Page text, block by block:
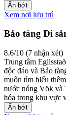
Ẩn bớt
Xem nơi lưu trú
Bảo tàng Di
8.6/10 (7 nhận xét)
Trung tâm
độc đáo và Bảo
muốn tìm hiểu
nước nóng Vök và
hóa trong khu vực
Ẩn bớt